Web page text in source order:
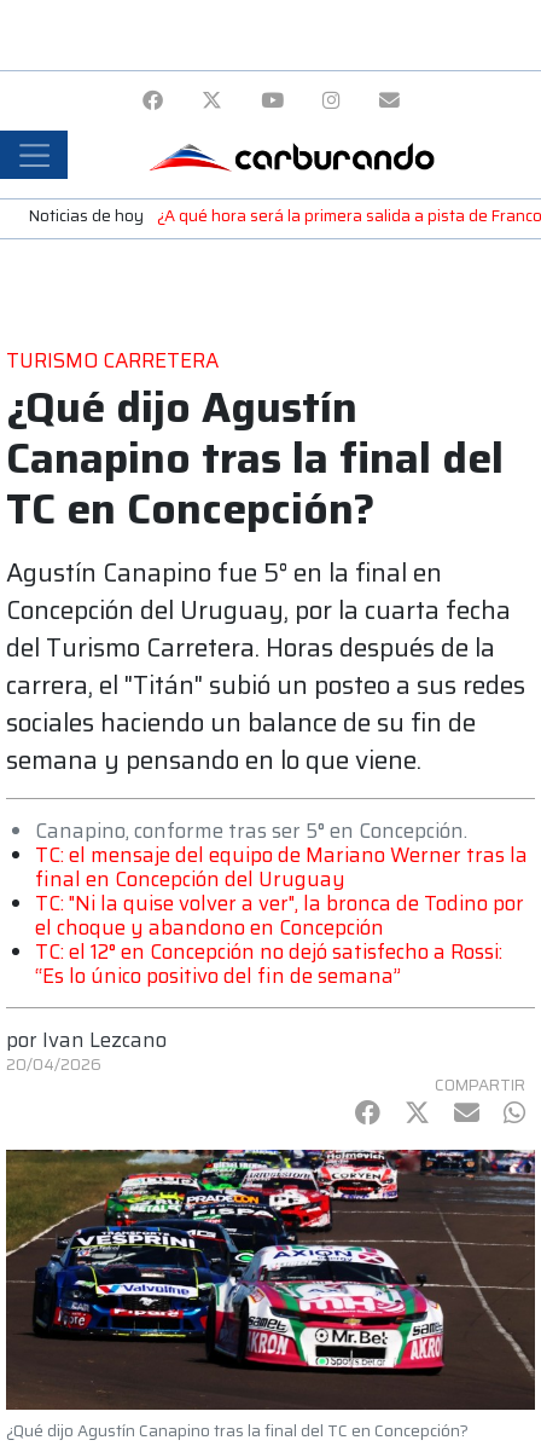
Noticias de hoy ¿A qué hora será la primera salida a pista de
TURISMO CARRETERA
¿Qué dijo Agustín
Canapino tras la final del
TC en Concepción?
Agustín Canapino fue 5° en la final en
Concepción del Uruguay, por la cuarta fecha
del Turismo Carretera. Horas después de la
carrera, el "Titán" subió un posteo a sus redes
sociales haciendo un balance de su fin de
semana y pensando en lo que viene.
Canapino, conforme tras ser 5° en Concepción.
TC: el mensaje del equipo de Mariano Werner tras la
final en Concepción del Uruguay
TC: "Ni la quise volver a ver", la bronca de Todino por
el choque y abandono en Concepción
TC: el 12° en Concepción no dejó satisfecho a Rossi:
“Es lo único positivo del fin de semana”
por Ivan Lezcano
20/04/2026
COMPARTIR
Facebook
Twitter
mail
¿Qué dijo Agustín Canapino tras la final del TC en Concepción?